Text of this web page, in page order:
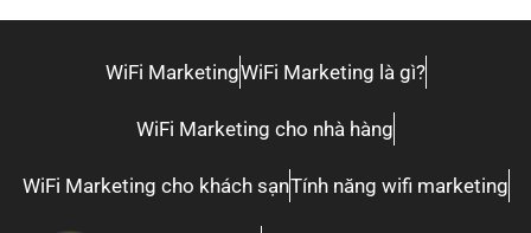
WiFi MarketingWiFi Marketing là gì?
WiFi Marketing cho nhà hàng
WiFi Marketing cho khách sạnTính năng wifi marketing